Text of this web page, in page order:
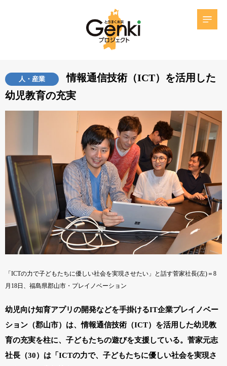
人・産業
情報通信技術（ICT）を活用した
幼児教育の充実
「ICTの力で子どもたちに優しい社会を実現させたい」と話す菅家社長(左)＝8
月18日、福島県郡山市・プレイノベーション
幼児向け知育アプリの開発などを手掛けるIT企業プレイノベー
ション（郡山市）は、情報通信技術（ICT）を活用した幼児教
育の充実を柱に、子どもたちの遊びを支援している。菅家元志
社長（30）は「ICTの力で、子どもたちに優しい社会を実現さ